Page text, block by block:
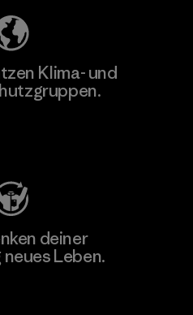
Klima- und
deiner
Leben.